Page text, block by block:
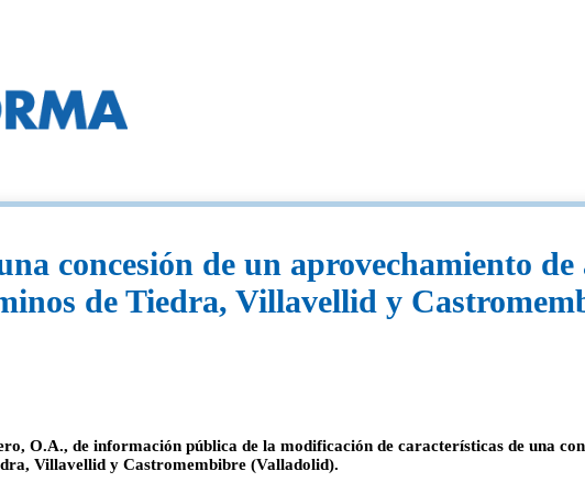
concesión de un aprovechamiento de
de Tiedra, Villavellid y
O.A., de información pública de la modificación de características de una
Villavellid y Castromembibre (Valladolid).